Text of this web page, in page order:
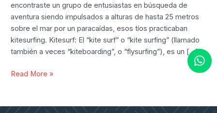
encontraste un grupo de entusiastas en búsqueda de
aventura siendo impulsados a alturas de hasta 25 metros
sobre el mar por un paracaídas, esos tíos practicaban
kitesurfing. Kitesurf: El “kite surf” o “kite surfing” (llamado
también a veces “kiteboarding”, o “flysurfing”), es un […]
Todo
Kitesurfing
Read More »